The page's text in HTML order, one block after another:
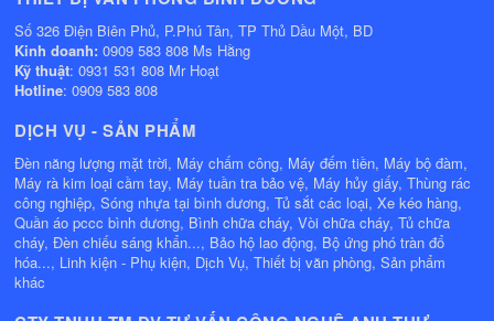
Số 326 Điện Biên Phủ, P.Phú Tân, TP Thủ Dầu Một, BD
Kinh doanh: 0909 583 808 Ms Hằng
Kỹ thuật: 0931 531 808 Mr Hoạt
Hotline: 0909 583 808
DỊCH VỤ - SẢN PHẨM
Đèn năng lượng mặt trời, Máy chấm công, Máy đếm tiền, Máy bộ đàm,
Máy rà kim loại cầm tay, Máy tuần tra bảo vệ, Máy hủy giấy, Thùng rác
công nghiệp, Sóng nhựa tại bình dương, Tủ sắt các loại, Xe kéo hàng,
Quần áo pccc bình dương, Bình chữa cháy, Vòi chữa cháy, Tủ chữa
cháy, Đèn chiếu sáng khẩn..., Bảo hộ lao động, Bộ ứng phó tràn đổ
hóa..., Linh kiện - Phụ kiện, Dịch Vụ, Thiết bị văn phòng, Sản phẩm
khác